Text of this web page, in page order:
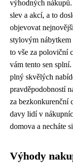
výhodných
slev a akcí, a to
objevovat
stylovým nábytkem
to vše za poloviční
vám tento sen
plný skvělých
pravděpodobností
za bezkonkurenční
davy lidí v
domova a necháte
Výhody